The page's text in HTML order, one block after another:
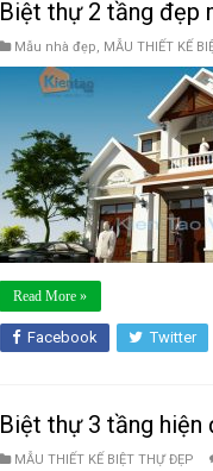
Biệt thự 2 tầng đẹp
Mẫu nhà đẹp, MẪU THIẾT KẾ
Read More »
Facebook Twitter
Biệt thự 3 tầng
MẪU THIẾT KẾ BIỆT THỰ ĐẸP